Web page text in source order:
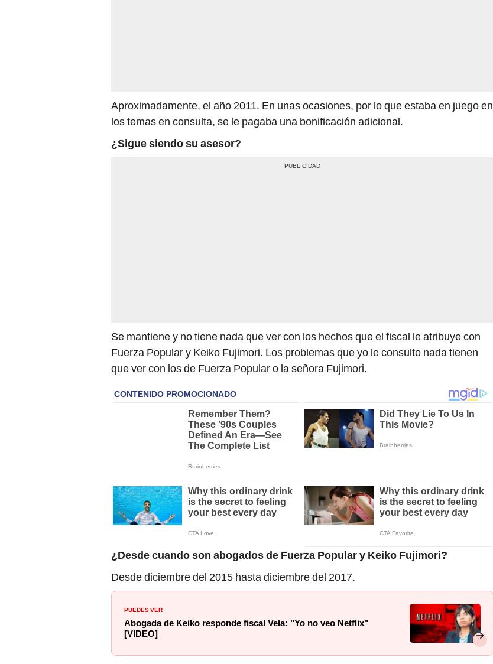
Aproximadamente, el año 2011. En unas ocasiones, por lo que estaba en juego en
los temas en consulta, se le pagaba una bonificación adicional.
¿Sigue siendo su asesor?
Se mantiene y no tiene nada que ver con los hechos que el fiscal le atribuye con
Fuerza Popular y Keiko Fujimori. Los problemas que yo le consulto nada tienen
que ver con los de Fuerza Popular o la señora Fujimori.
¿Desde cuando son abogados de Fuerza Popular y Keiko Fujimori?
Desde diciembre del 2015 hasta diciembre del 2017.
PUEDES VER
Abogada de Keiko responde fiscal Vela: "Yo no veo Netflix"
[VIDEO]